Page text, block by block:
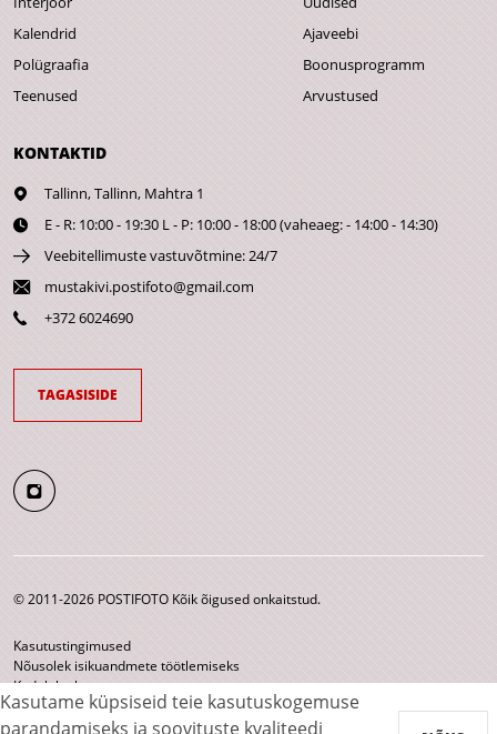
Kasutame küpsiseid teie kasutuskogemuse
parandamiseks ja soovituste kvaliteedi
Kalendrid
Polügraafia
Teenused
Ajaveebi
Boonusprogramm
Arvustused
KONTAKTID
Tallinn,Tallinn, Mahtra 1
E - R: 10:00 - 19:30 L - P: 10:00 - 18:00 (vaheaeg: - 14:00 - 14:30)
Veebitellimuste vastuvõtmine: 24/7
mustakivi.postifoto@gmail.com
+372 6024690
TAGASISIDE
© 2011-2026 POSTIFOTO Kõik õigused onkaitstud.
Kasutustingimused
Nõusolek isikuandmete töötlemiseks
Kodulehe kaart